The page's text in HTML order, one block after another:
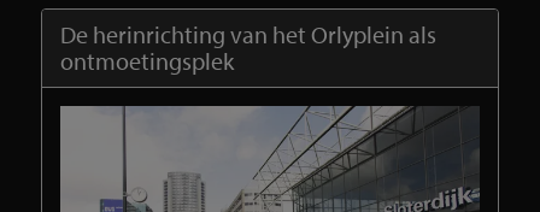
De herinrichting van het Orlyplein als
ontmoetingsplek